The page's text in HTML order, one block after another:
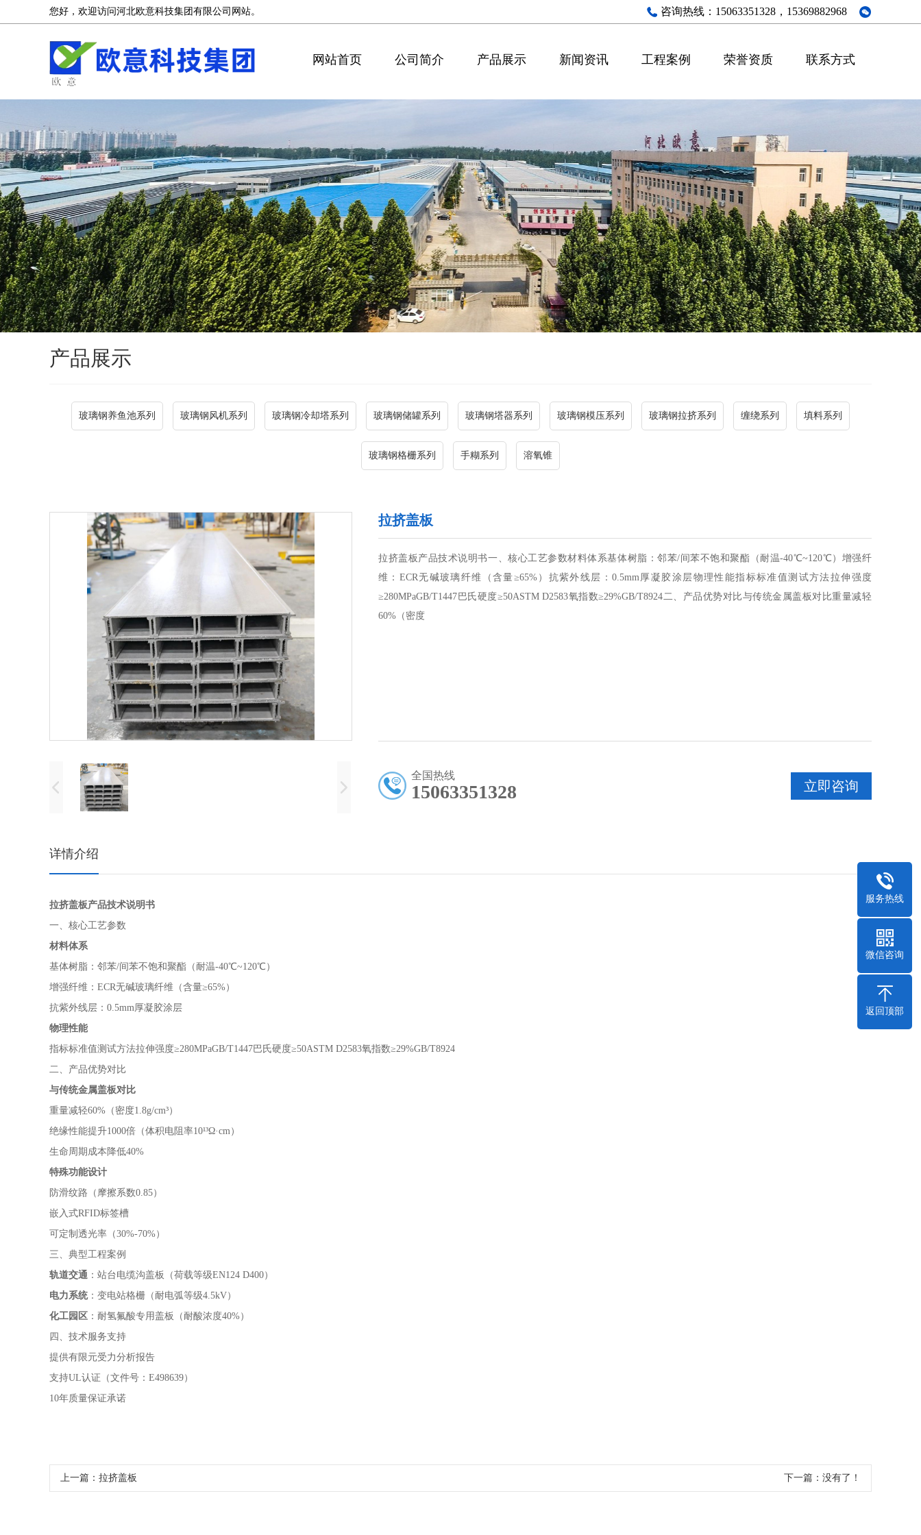
您好，欢迎访问河北欧意科技集团有限公司网站。 咨询热线： 15063351328，15369882968
网站首页 公司简介 产品展示 新闻资讯 工程案例 荣誉资质 联系方式
产品展示
玻璃钢养鱼池系列 玻璃钢风机系列 玻璃钢冷却塔系列 玻璃钢储罐系列 玻璃钢塔器系列 玻璃钢模压系列 玻璃钢拉挤系列 缠绕系列 填料系列
玻璃钢格栅系列 手糊系列 溶氧锥
拉挤盖板
拉挤盖板产品技术说明书一、核心工艺参数材料体系基体树脂：邻苯/间苯不饱和聚酯（耐温-40℃~120℃）增强纤
维：ECR无碱玻璃纤维（含量≥65%）抗紫外线层：0.5mm厚凝胶涂层物理性能指标标准值测试方法拉伸强度
≥280MPaGB/T1447巴氏硬度≥50ASTM D2583氧指数≥29%GB/T8924二、产品优势对比与传统金属盖板对比重量减轻
60%（密度
立即咨询
全国热线
15063351328
详情介绍
拉挤盖板产品技术说明书
一、核心工艺参数
材料体系
基体树脂：邻苯/间苯不饱和聚酯（耐温-40℃~120℃）
增强纤维：ECR无碱玻璃纤维（含量≥65%）
抗紫外线层：0.5mm厚凝胶涂层
物理性能
指标标准值测试方法拉伸强度≥280MPaGB/T1447巴氏硬度≥50ASTM D2583氧指数≥29%GB/T8924
二、产品优势对比
与传统金属盖板对比
重量减轻60%（密度1.8g/cm³）
绝缘性能提升1000倍（体积电阻率10¹³Ω·cm）
生命周期成本降低40%
特殊功能设计
防滑纹路（摩擦系数0.85）
嵌入式RFID标签槽
可定制透光率（30%-70%）
三、典型工程案例
轨道交通 ：站台电缆沟盖板（荷载等级EN124 D400）
电力系统：变电站格栅（耐电弧等级4.5kV）
化工园区 ：耐氢氟酸专用盖板（耐酸浓度40%）
四、技术服务支持
提供有限元受力分析报告
支持UL认证（文件号：E498639）
10年质量保证承诺
上一篇： 拉挤盖板 下一篇：没有了！
服务热线
微信咨询
返回顶部